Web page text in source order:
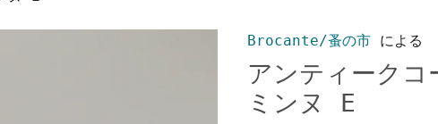
Brocante/蚤の市による
アンティーク
ミンヌ E